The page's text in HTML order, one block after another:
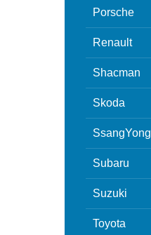
Porsche
Renault
Shacman
Skoda
SsangYong
Subaru
Suzuki
Toyota